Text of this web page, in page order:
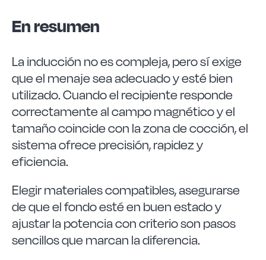
En resumen
La inducción no es compleja, pero sí exige
que el menaje sea adecuado y esté bien
utilizado. Cuando el recipiente responde
correctamente al campo magnético y el
tamaño coincide con la zona de cocción, el
sistema ofrece precisión, rapidez y
eficiencia.
Elegir materiales compatibles, asegurarse
de que el fondo esté en buen estado y
ajustar la potencia con criterio son pasos
sencillos que marcan la diferencia.